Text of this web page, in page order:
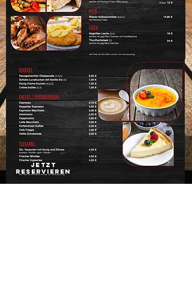
jetzt
reservieren